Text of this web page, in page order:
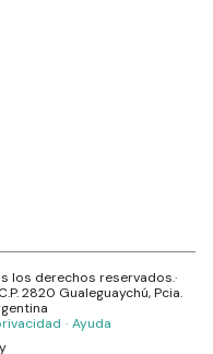
los derechos reservados.·
2820 Gualeguaychú, Pcia.
· Ayuda